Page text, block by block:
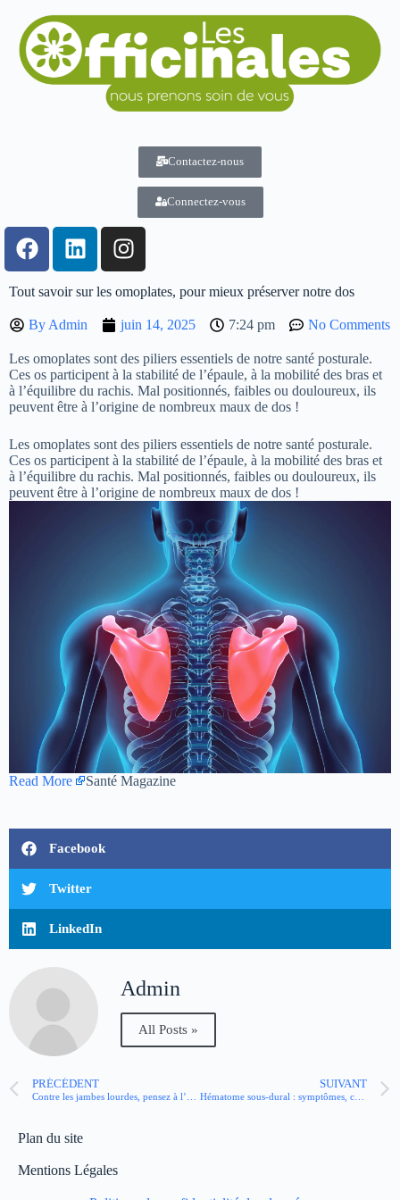
Contactez-nous
Connectez-vous
Tout savoir sur les omoplates, pour mieux préserver notre dos
By Admin juin 14, 2025 7:24 pm No Comments
Les omoplates sont des piliers essentiels de notre santé posturale.
Ces os participent à la stabilité de l’épaule, à la mobilité des bras et
à l’équilibre du rachis. Mal positionnés, faibles ou douloureux, ils
peuvent être à l’origine de nombreux maux de dos !
Les omoplates sont des piliers essentiels de notre santé posturale.
Ces os participent à la stabilité de l’épaule, à la mobilité des bras et
à l’équilibre du rachis. Mal positionnés, faibles ou douloureux, ils
peuvent être à l’origine de nombreux maux de dos !
Read More Santé Magazine
Facebook
Twitter
LinkedIn
Admin
All Posts »
PRÉCÉDENT SUIVANT
Hématome sous-dural : symptômes, causes et traitements
Plan du site
Mentions Légales